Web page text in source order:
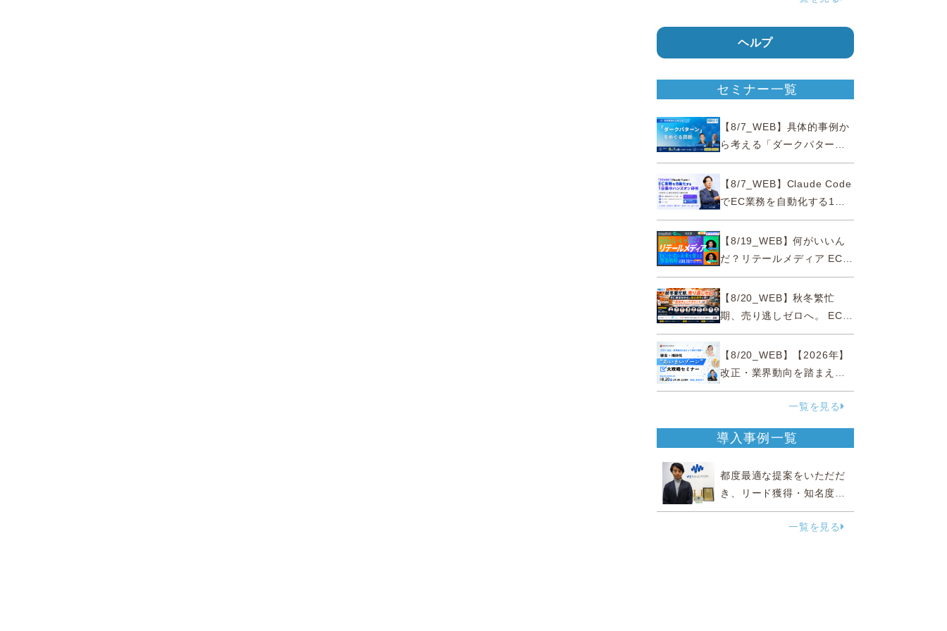
ヘルプ
セミナー一覧
【8/7_WEB】具体的事例か
ら考える「ダークパター
ン」をめぐる問題【薬事法
広告研究所×通販通信
ECMO】
【8/7_WEB】Claude Code
でEC業務を自動化する1日
集中ハンズオン研修【10名
限定・東京三田】
【8/19_WEB】何がいいん
だ？リテールメディア EC・
小売の未来を変える事業戦
略【8/20_WEB】秋冬繁忙
期、売り逃しゼロへ。 EC運
営効率化と機会損失を防ぐ
『直前チェックポイント』
【8/20_WEB】【2026年】
改正・業界動向を踏まえて
事例で理解 健食・機能
性“あいまいゾーン”大攻略セ
一覧を見る
導入事例一覧
都度最適な提案をいただだ
き、リード獲得・知名度向
上に効果実感
一覧を見る